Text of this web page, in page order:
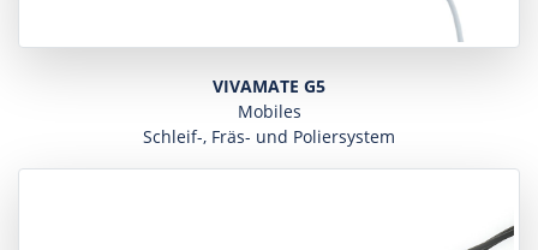
VIVAMATE G5
Mobiles
Schleif-, Fräs- und Poliersystem